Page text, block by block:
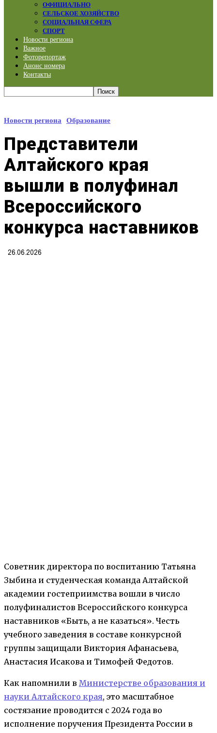
ОФИЦИАЛЬНО
СЕЛЬСКОЕ ХОЗЯЙСТВО
СОЦИАЛЬНАЯ СФЕРА
СПОРТ
Новости региона
Важное
Фоторепортаж
Анонс номера
Контакты
Новости региона Образование
Представители
Алтайского края
вышли в полуфинал
Всероссийского
конкурса наставников
26.06.2026
Советник директора по воспитанию Татьяна
Зыбина и студенческая команда Алтайской
академии гостеприимства вошли в число
полуфиналистов Всероссийского конкурса
наставников «Быть, а не казаться». Честь
учебного заведения в составе конкурсной
группы защищали Виктория Афанасьева,
Анастасия Исакова и Тимофей Федотов.
Как напомнили в Министерстве образования и
науки Алтайского края, это масштабное
состязание проводится с 2024 года во
исполнение поручения Президента России в